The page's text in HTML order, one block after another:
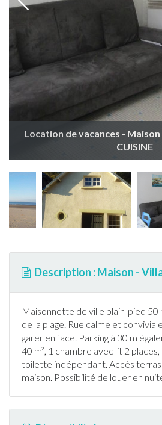
Location de vacances - Maison
CUISINE
Description : Maison -
Maisonnette de ville plain-pied
de la plage. Rue calme et
garer en face. Parking à 30 m
40 m², 1 chambre avec lit 2
toilette indépendant. Accès
maison. Possibilité de louer en